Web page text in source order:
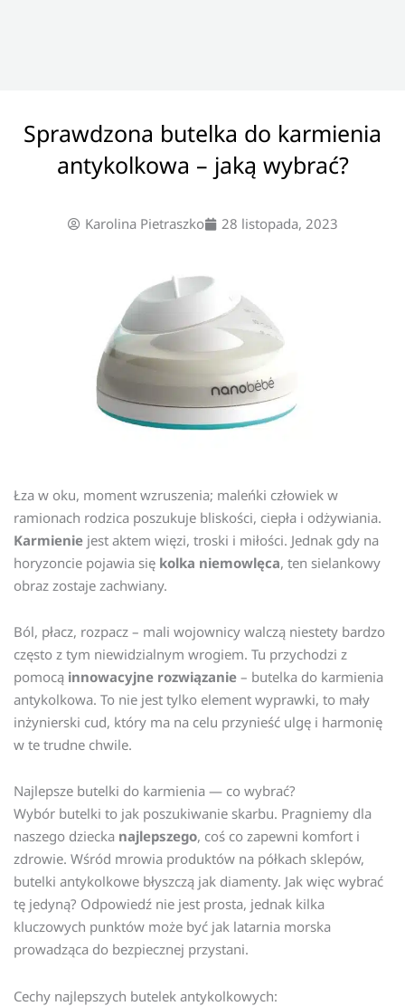
Sprawdzona butelka do karmienia
antykolkowa – jaką wybrać?
Karolina Pietraszko 28 listopada, 2023
Łza w oku, moment wzruszenia; maleńki człowiek w
ramionach rodzica poszukuje bliskości, ciepła i odżywiania.
Karmienie jest aktem więzi, troski i miłości. Jednak gdy na
horyzoncie pojawia się kolka niemowlęca, ten sielankowy
obraz zostaje zachwiany.
Ból, płacz, rozpacz – mali wojownicy walczą niestety bardzo
często z tym niewidzialnym wrogiem. Tu przychodzi z
pomocą innowacyjne rozwiązanie – butelka do karmienia
antykolkowa. To nie jest tylko element wyprawki, to mały
inżynierski cud, który ma na celu przynieść ulgę i harmonię
w te trudne chwile.
Najlepsze butelki do karmienia — co wybrać?
Wybór butelki to jak poszukiwanie skarbu. Pragniemy dla
naszego dziecka najlepszego, coś co zapewni komfort i
zdrowie. Wśród mrowia produktów na półkach sklepów,
butelki antykolkowe błyszczą jak diamenty. Jak więc wybrać
tę jedyną? Odpowiedź nie jest prosta, jednak kilka
kluczowych punktów może być jak latarnia morska
prowadząca do bezpiecznej przystani.
Cechy najlepszych butelek antykolkowych: